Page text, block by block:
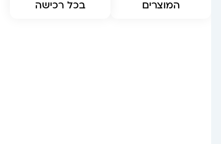
המוצרים
בכל רכישה